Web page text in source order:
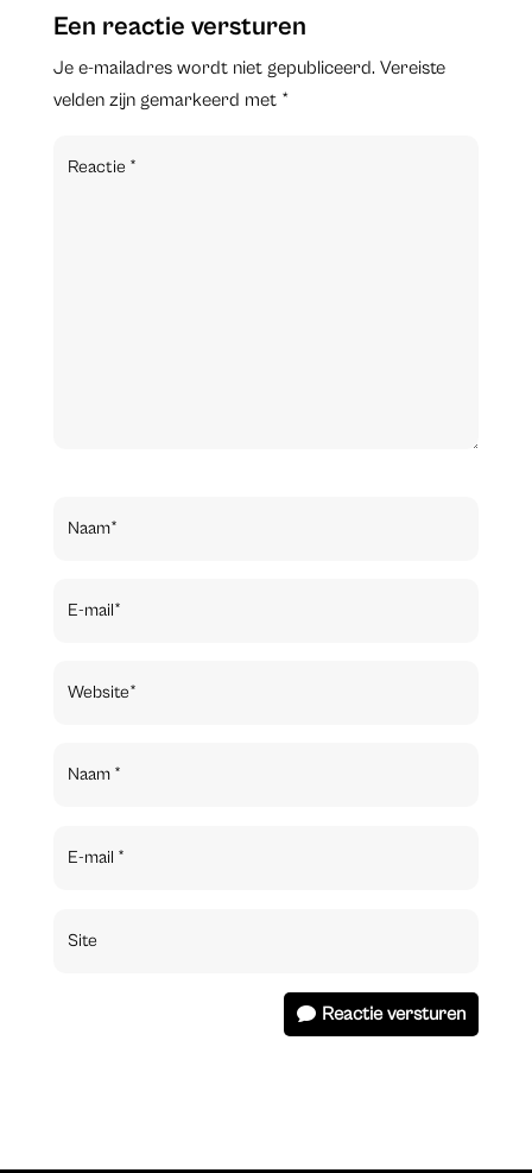
Een reactie versturen
Je e-mailadres wordt niet gepubliceerd. Vereiste
velden zijn gemarkeerd met *
Reactie versturen